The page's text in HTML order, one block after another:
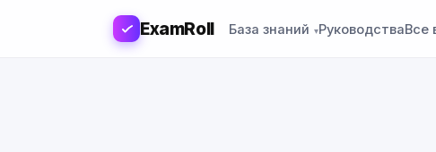
ExamRoll База знаний РуководстваВсе